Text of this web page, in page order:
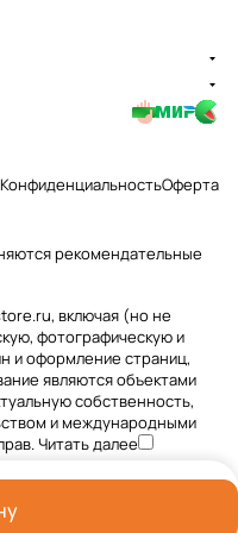
КонфиденциальностьОферта
рекомендательные
включая (но не
фотографическую и
и оформление страниц,
являются объектами
собственность,
и международными
Читать далее